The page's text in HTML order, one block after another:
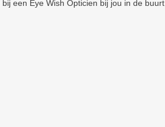
een Eye Wish Opticien bij jou in de buurt